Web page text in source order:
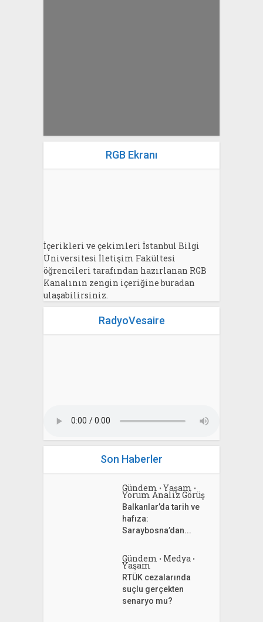
RGB Ekranı
İçerikleri ve çekimleri İstanbul Bilgi
Üniversitesi İletişim Fakültesi
öğrencileri tarafından hazırlanan RGB
Kanalının zengin içeriğine buradan
ulaşabilirsiniz.
RadyoVesaire
Son Haberler
Gündem • Yaşam •
Yorum Analiz Görüş
Balkanlar’da tarih ve
hafıza:
Saraybosna’dan...
Gündem • Medya •
Yaşam
RTÜK cezalarında
suçlu gerçekten
senaryo mu?